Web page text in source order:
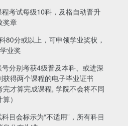
考试每级10科，及格自动晋升
奖章
80分或以上，可申领学业奖状，
业奖
分别考获4级普及本科、或进深
得两个课程的电子毕业证书
完才算完成课程, 学院不会将不同
）
目会标示为“不适用”，所有科目